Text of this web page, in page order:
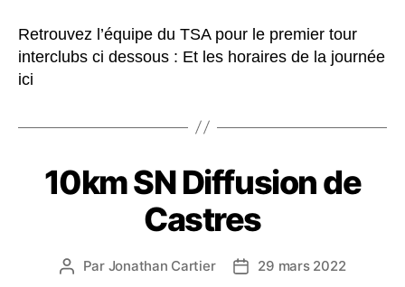
Retrouvez l’équipe du TSA pour le premier tour
interclubs ci dessous : Et les horaires de la journée
ici
10km SN Diffusion de
Castres
Auteur
Par Jonathan Cartier
Date29 mars 2022